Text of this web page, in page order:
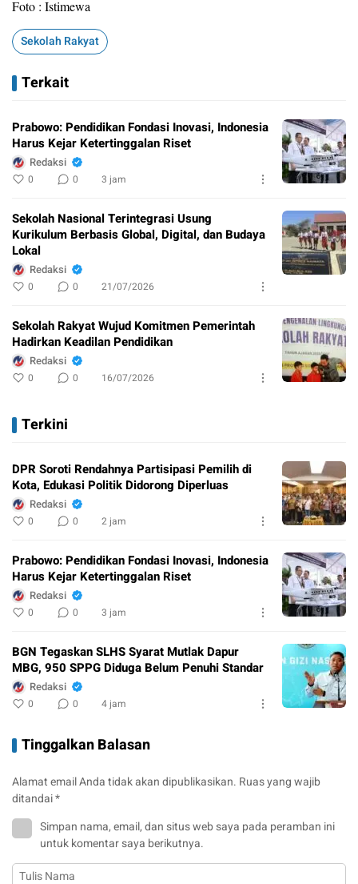
Foto : Istimewa
Sekolah Rakyat
Terkait
Prabowo: Pendidikan Fondasi Inovasi, Indonesia
Harus Kejar Ketertinggalan Riset
Redaksi
0 0 3 jam
Sekolah Nasional Terintegrasi Usung
Kurikulum Berbasis Global, Digital, dan Budaya
Lokal
Redaksi
0 0 21/07/2026
Sekolah Rakyat Wujud Komitmen Pemerintah
Hadirkan Keadilan Pendidikan
Redaksi
0 0 16/07/2026
Terkini
DPR Soroti Rendahnya Partisipasi Pemilih di
Kota, Edukasi Politik Didorong Diperluas
Redaksi
0 0 2 jam
Prabowo: Pendidikan Fondasi Inovasi, Indonesia
Harus Kejar Ketertinggalan Riset
Redaksi
0 0 3 jam
BGN Tegaskan SLHS Syarat Mutlak Dapur
MBG, 950 SPPG Diduga Belum Penuhi Standar
Redaksi
0 0 4 jam
Tinggalkan Balasan
Alamat email Anda tidak akan dipublikasikan. Ruas yang wajib
ditandai*
Simpan nama, email, dan situs web saya pada peramban ini
untuk komentar saya berikutnya.